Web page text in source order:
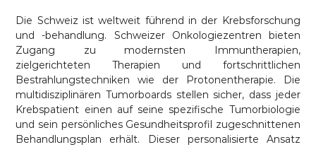
Die Schweiz ist weltweit führend in der Krebsforschung
und -behandlung. Schweizer Onkologiezentren bieten
Zugang zu modernsten Immuntherapien,
zielgerichteten Therapien und fortschrittlichen
Bestrahlungstechniken wie der Protonentherapie. Die
multidisziplinären Tumorboards stellen sicher, dass jeder
Krebspatient einen auf seine spezifische Tumorbiologie
und sein persönliches Gesundheitsprofil zugeschnittenen
Behandlungsplan erhält. Dieser personalisierte Ansatz